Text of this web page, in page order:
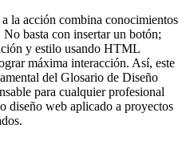
la acción combina conocimientos
basta con insertar un botón;
y estilo usando HTML
máxima interacción. Así, este
del Glosario de Diseño
para cualquier profesional
diseño web aplicado a proyectos